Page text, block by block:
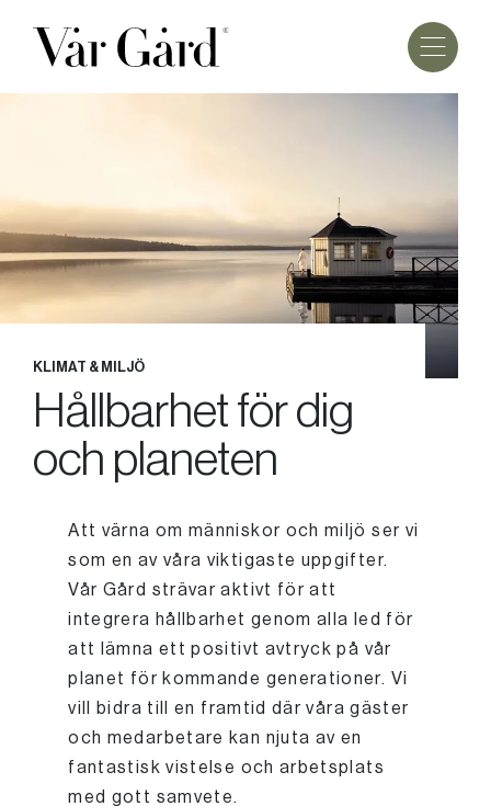
KLIMAT & MILJÖ
Hållbarhet för dig
och planeten
Att värna om människor och miljö ser vi
som en av våra viktigaste uppgifter.
Vår Gård strävar aktivt för att
integrera hållbarhet genom alla led för
att lämna ett positivt avtryck på vår
planet för kommande generationer. Vi
vill bidra till en framtid där våra gäster
och medarbetare kan njuta av en
fantastisk vistelse och arbetsplats
med gott samvete.